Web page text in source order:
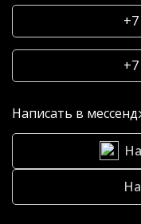
Написать в